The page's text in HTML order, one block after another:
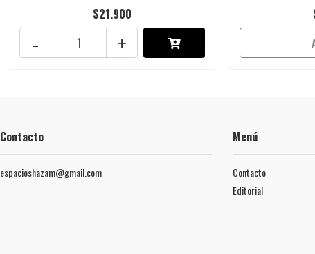
$21.900
+
-
Contacto
espacioshazam@gmail.com
Menú
Contacto
Editorial